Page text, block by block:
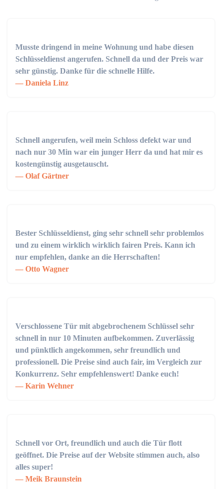
Musste dringend in meine Wohnung und habe diesen
Schlüsseldienst angerufen. Schnell da und der Preis war
sehr günstig. Danke für die schnelle Hilfe.
Daniela Linz
Schnell angerufen, weil mein Schloss defekt war und
nach nur 30 Min war ein junger Herr da und hat mir es
kostengünstig ausgetauscht.
Olaf Gärtner
Bester Schlüsseldienst, ging sehr schnell sehr problemlos
und zu einem wirklich wirklich fairen Preis. Kann ich
nur empfehlen, danke an die Herrschaften!
Otto Wagner
Verschlossene Tür mit abgebrochenem Schlüssel sehr
schnell in nur 10 Minuten aufbekommen. Zuverlässig
und pünktlich angekommen, sehr freundlich und
professionell. Die Preise sind auch fair, im Vergleich zur
Konkurrenz. Sehr empfehlenswert! Danke euch!
Karin Wehner
Schnell vor Ort, freundlich und auch die Tür flott
geöffnet. Die Preise auf der Website stimmen auch, also
alles super!
Meik Braunstein